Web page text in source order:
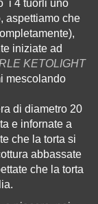
i 4 tuorli uno
aspettiamo che
,
iniziate ad
KETOLIGHT
mescolando
di diametro 20
e infornate a
che la torta si
abbassate
che la torta